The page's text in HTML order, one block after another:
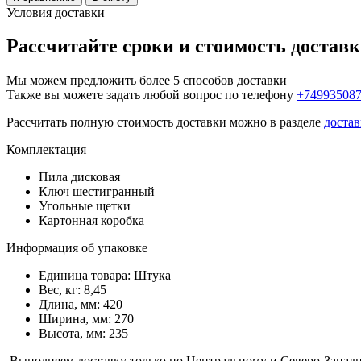
Условия доставки
Рассчитайте сроки и стоимость
Мы можем предложить более 5 способов доставки
Также вы можете задать любой вопрос по телефону
Рассчитать полную стоимость доставки можно в разделе
Комплектация
Пила дисковая
Ключ шестигранный
Угольные щетки
Картонная коробка
Информация об упаковке
Единица товара: Штука
Вес, кг: 8,45
Длина, мм: 420
Ширина, мм: 270
Высота, мм: 235